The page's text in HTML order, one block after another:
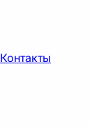
Контакты